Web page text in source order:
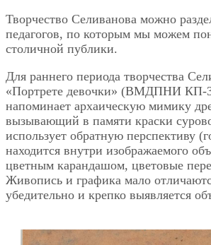
Творчество Селиванова можно
педагогов, по которым мы можем
столичной публики.
Для раннего периода творчества
«Портрете девочки» (ВМДПНИ КП-
напоминает архаическую мимику
вызывающий в памяти краски
использует обратную перспективу
находится внутри изображаемого
цветным карандашом, цветовые
Живопись и графика мало
убедительно и крепко выявляется